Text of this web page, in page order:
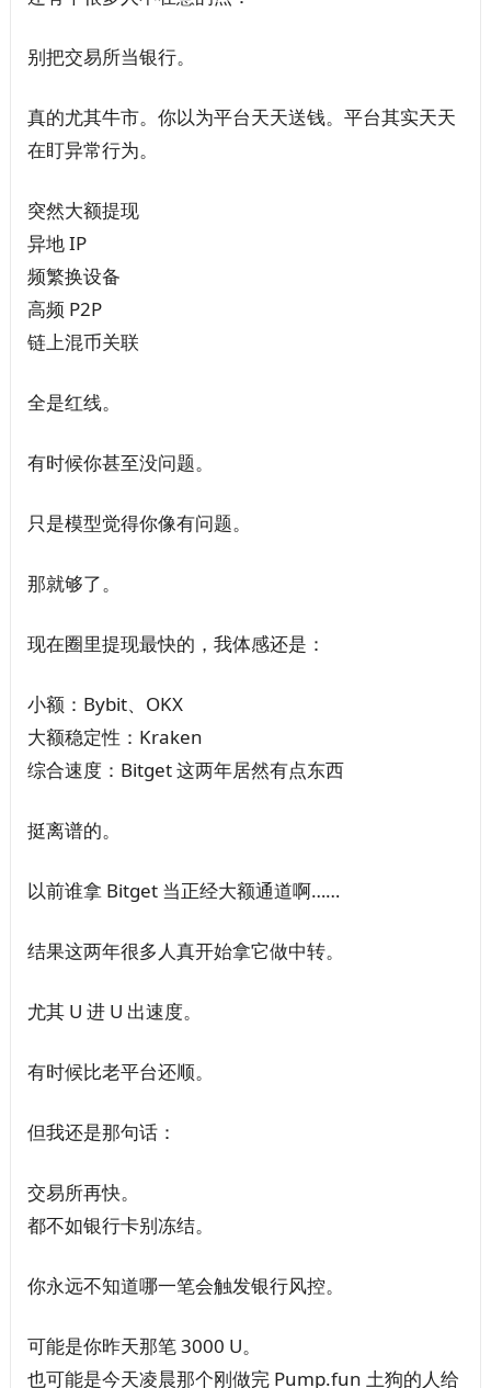
别把交易所当银行。
真的尤其牛市。你以为平台天天送钱。平台其实天天
在盯异常行为。
突然大额提现
异地 IP
频繁换设备
高频 P2P
链上混币关联
全是红线。
有时候你甚至没问题。
只是模型觉得你像有问题。
那就够了。
现在圈里提现最快的，我体感还是：
小额：Bybit、OKX
大额稳定性：Kraken
综合速度：Bitget 这两年居然有点东西
挺离谱的。
以前谁拿 Bitget 当正经大额通道啊……
结果这两年很多人真开始拿它做中转。
尤其 U 进 U 出速度。
有时候比老平台还顺。
但我还是那句话：
交易所再快。
都不如银行卡别冻结。
你永远不知道哪一笔会触发银行风控。
可能是你昨天那笔 3000 U。
也可能是今天凌晨那个刚做完 Pump.fun 土狗的人给